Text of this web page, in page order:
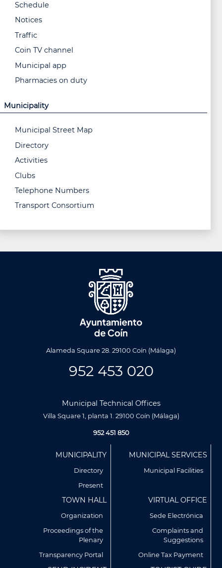
Schedule
Notices
Traffic
Coin TV channel
Municipal app
Pharmacies on duty
Municipality
Municipal Street Map
Directory
Activities
Clubs
Telephone Numbers
Transport Consortium
Utilizamos cookies propias y de terceros para analizar
nuestros servicios y mostrarte publicidad relacionada con
tus preferencias en base a un perfil elaborado a partir de tus
Alameda Square 28. 29100 Coín (Málaga)
952 453 020
Municipal Technical Offices
Villa Square 1, planta 1. 29100 Coín (Málaga)
952 451 850
MUNICIPALITY
Directory
Present
MUNICIPAL SERVICES
Municipal Facilities
TOWN HALL
Organization
Proceedings of the
Plenary
Transparency Portal
VIRTUAL OFFICE
Sede Electrónica
Complaints and
Suggestions
Online Tax Payment